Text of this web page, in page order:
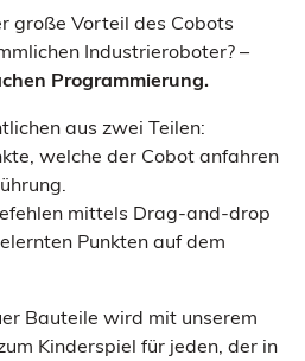
große Vorteil des Cobots
Industrieroboter? –
Programmierung.
aus zwei Teilen:
welche der Cobot anfahren
mittels Drag-and-drop
Punkten auf dem
Bauteile wird mit unserem
Kinderspiel für jeden, der in